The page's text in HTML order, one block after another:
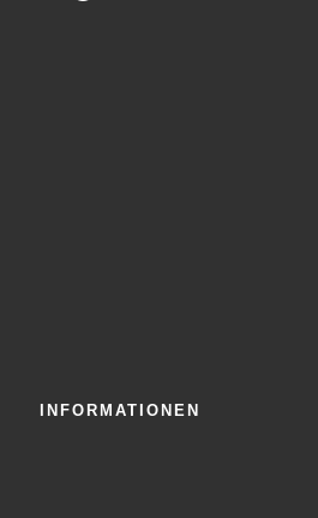
INFORMATIONEN